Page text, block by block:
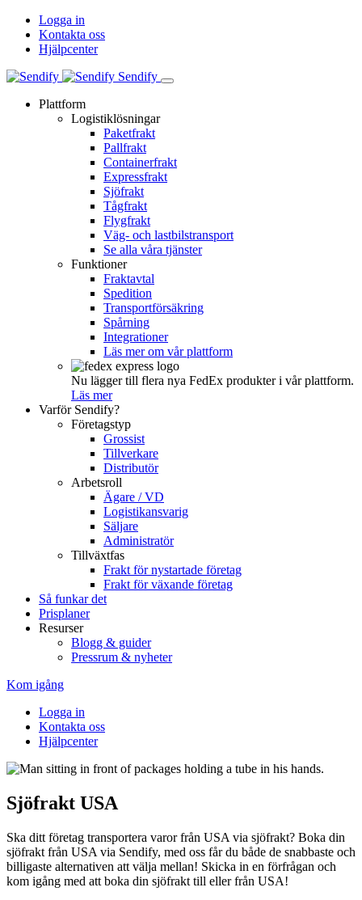
Logga in
Kontakta oss
Hjälpcenter
Sendify
Plattform
Logistiklösningar
Paketfrakt
Pallfrakt
Containerfrakt
Expressfrakt
Sjöfrakt
Tågfrakt
Flygfrakt
Väg- och lastbilstransport
Se alla våra tjänster
Funktioner
Fraktavtal
Spedition
Transportförsäkring
Spårning
Integrationer
Läs mer om vår plattform
Nu lägger till flera nya FedEx produkter i vår plattform.
Läs mer
Varför Sendify?
Företagstyp
Grossist
Tillverkare
Distributör
Arbetsroll
Ägare / VD
Logistikansvarig
Säljare
Administratör
Tillväxtfas
Frakt för nystartade företag
Frakt för växande företag
Så funkar det
Prisplaner
Resurser
Blogg & guider
Pressrum & nyheter
Kom igång
Logga in
Kontakta oss
Hjälpcenter
Sjöfrakt USA
Ska ditt företag transportera varor från USA via sjöfrakt? Boka din
sjöfrakt från USA via Sendify, med oss får du både de snabbaste och
billigaste alternativen att välja mellan! Skicka in en förfrågan och
kom igång med att boka din sjöfrakt till eller från USA!